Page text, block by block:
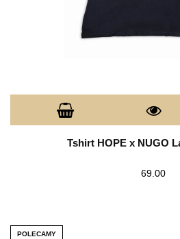
Tshirt HOPE x NUGO
69.00
POLECAMY